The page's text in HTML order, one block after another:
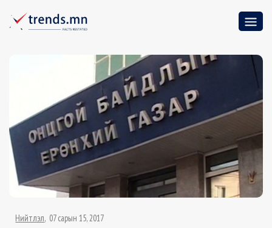
Нийтлэл 07 сарын 15, 2017